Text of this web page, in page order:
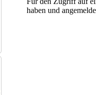
haben und